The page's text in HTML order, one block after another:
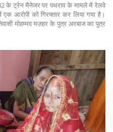
के ट्रेन मैनेजर पर पथराव के मामले में रेलवे
आरोपी को गिरफ्तार कर लिया गया है।
मोहम्मद मज़हर के पुत्र अरबाज का पुत्र